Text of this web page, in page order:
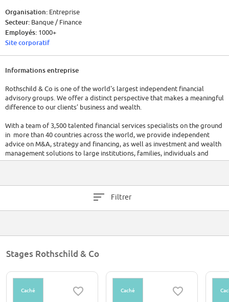
Organisation: Entreprise
Secteur: Banque / Finance
Employés: 1000+
Site corporatif
Informations entreprise
Rothschild & Co is one of the world's largest independent financial
advisory groups. We offer a distinct perspective that makes a meaningful
difference to our clients’ business and wealth.
With a team of 3,500 talented financial services specialists on the ground
in more than 40 countries across the world, we provide independent
advice on M&A, strategy and financing, as well as investment and wealth
management solutions to large institutions, families, individuals and
governments. As a family-controlled business that has been at the centre
Filtrer
Stages Rothschild & Co
Caché Caché